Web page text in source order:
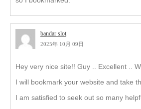
bandar slot
2025年 10月 09日
Hey very nice site!! Guy .. Excellent ..
I will bookmark your website and take
I am satisfied to seek out so many